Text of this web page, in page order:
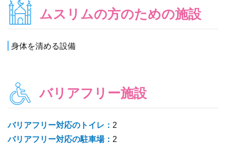
ムスリムの方のための施設
身体を清める設備
バリアフリー施設
バリアフリー対応のトイレ： 2
バリアフリー対応の駐車場： 2